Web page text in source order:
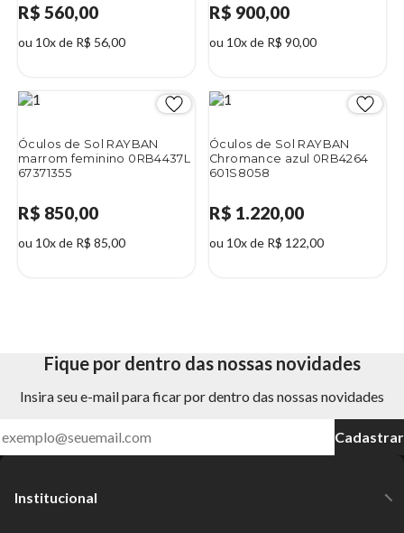
R$ 560,00
ou 10x de R$ 56,00
R$ 900,00
ou 10x de R$ 90,00
Óculos de Sol RAYBAN
marrom feminino 0RB4437L
67371355
R$ 850,00
ou 10x de R$ 85,00
Óculos de Sol RAYBAN
Chromance azul 0RB4264
601S8058
R$ 1.220,00
ou 10x de R$ 122,00
Fique por dentro das nossas novidades
Insira seu e-mail para ficar por dentro das nossas novidades
Cadastrar
Institucional